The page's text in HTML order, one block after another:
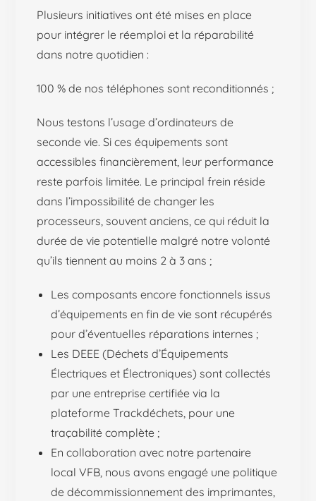
Plusieurs initiatives ont été mises en place
pour intégrer le réemploi et la réparabilité
dans notre quotidien :
100 % de nos téléphones sont reconditionnés ;
Nous testons l’usage d’ordinateurs de
seconde vie. Si ces équipements sont
accessibles financièrement, leur performance
reste parfois limitée. Le principal frein réside
dans l’impossibilité de changer les
processeurs, souvent anciens, ce qui réduit la
durée de vie potentielle malgré notre volonté
qu’ils tiennent au moins 2 à 3 ans ;
Les composants encore fonctionnels issus
d’équipements en fin de vie sont récupérés
pour d’éventuelles réparations internes ;
Les DEEE (Déchets d’Équipements
Électriques et Électroniques) sont collectés
par une entreprise certifiée via la
plateforme Trackdéchets, pour une
traçabilité complète ;
En collaboration avec notre partenaire
local VFB, nous avons engagé une politique
de décommissionnement des imprimantes,